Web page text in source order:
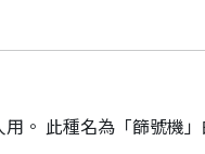
。 此種名為「篩號機